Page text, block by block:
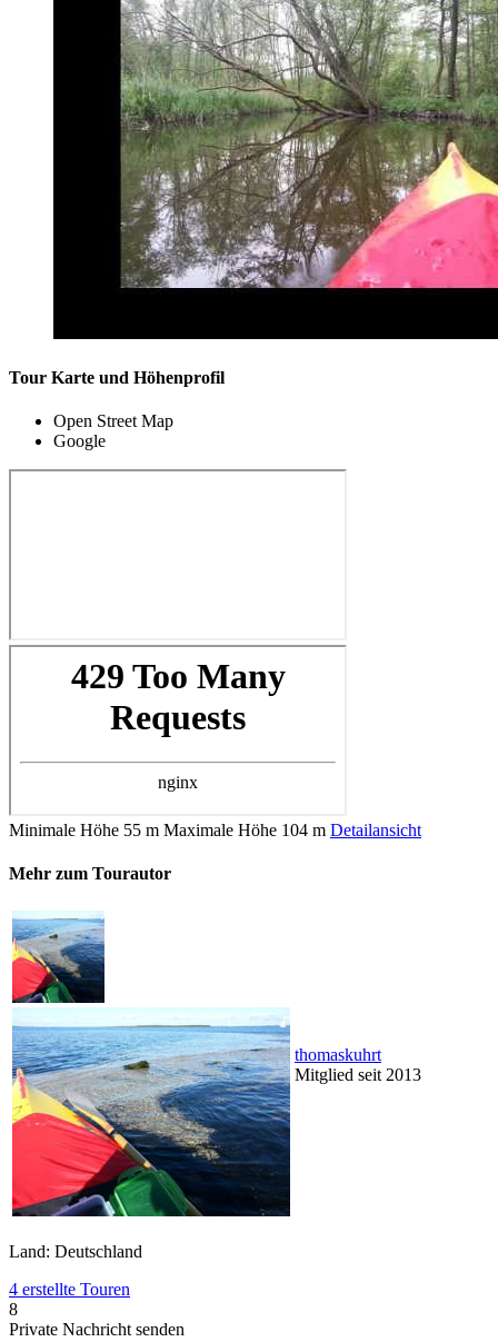
Tour Karte und Höhenprofil
Open Street Map
Google
Minimale Höhe 55 m Maximale Höhe 104 m Detailansicht
Mehr zum Tourautor
thomaskuhrt
Mitglied seit 2013
Land: Deutschland
4 erstellte Touren
8
Private Nachricht senden